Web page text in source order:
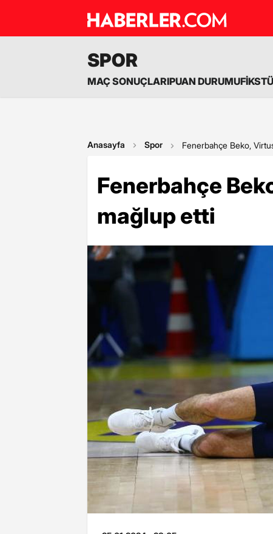
SPOR
MAÇ SONUÇLARIPUAN DURUMU
Anasayfa Spor Fenerbahçe Beko,
Fenerbahçe
mağlup etti